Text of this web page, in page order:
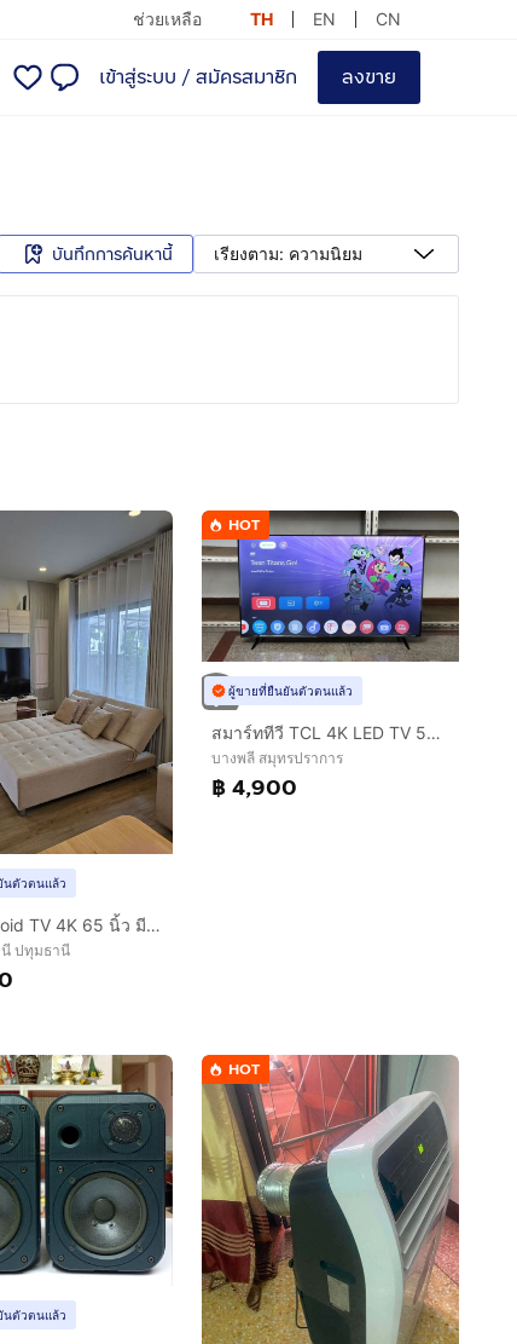
ช่วยเหลือ TH EN CN
เข้าสู่ระบบ / สมัครสมาชิก ลงขาย
บันทึกการค้นหานี้ เรียงตาม: ความนิยม
นตัวตนแล้ว
TCL Android TV 4K 65 นิ้ว มีคู่มือ รีโมท ครบแถมเสาดิจิตอลทีวี และ ขาแขวนผนัง ให้
นี ปทุมธานี
HOT
ผู้ขายที่ยืนยันตัวตนแล้ว
สมาร์ททีวี TCL 4K LED TV 55 นิ้ว รุ่น 55P6K
บางพลี สมุทรปราการ
฿ 4,900
นตัวตนแล้ว
HOT